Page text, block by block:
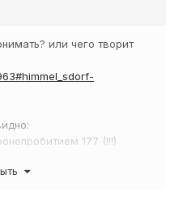
или чего творит
177 (!!!)
в ВЛД и НЛД!